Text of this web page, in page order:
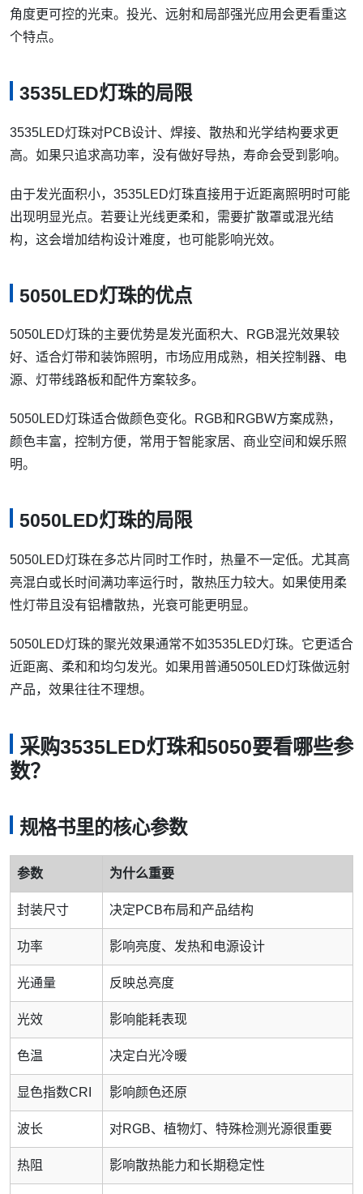
角度更可控的光束。投光、远射和局部强光应用会更看重这
个特点。
3535LED灯珠的局限
3535LED灯珠对PCB设计、焊接、散热和光学结构要求更
高。如果只追求高功率，没有做好导热，寿命会受到影响。
由于发光面积小，3535LED灯珠直接用于近距离照明时可能
出现明显光点。若要让光线更柔和，需要扩散罩或混光结
构，这会增加结构设计难度，也可能影响光效。
5050LED灯珠的优点
5050LED灯珠的主要优势是发光面积大、RGB混光效果较
好、适合灯带和装饰照明，市场应用成熟，相关控制器、电
源、灯带线路板和配件方案较多。
5050LED灯珠适合做颜色变化。RGB和RGBW方案成熟，
颜色丰富，控制方便，常用于智能家居、商业空间和娱乐照
明。
5050LED灯珠的局限
5050LED灯珠在多芯片同时工作时，热量不一定低。尤其高
亮混白或长时间满功率运行时，散热压力较大。如果使用柔
性灯带且没有铝槽散热，光衰可能更明显。
5050LED灯珠的聚光效果通常不如3535LED灯珠。它更适合
近距离、柔和和均匀发光。如果用普通5050LED灯珠做远射
产品，效果往往不理想。
采购3535LED灯珠和5050要看哪些参
数？
规格书里的核心参数
参数 为什么重要
封装尺寸 决定PCB布局和产品结构
功率 影响亮度、发热和电源设计
光通量 反映总亮度
光效 影响能耗表现
色温 决定白光冷暖
显色指数CRI 影响颜色还原
波长 对RGB、植物灯、特殊检测光源很重要
热阻 影响散热能力和长期稳定性